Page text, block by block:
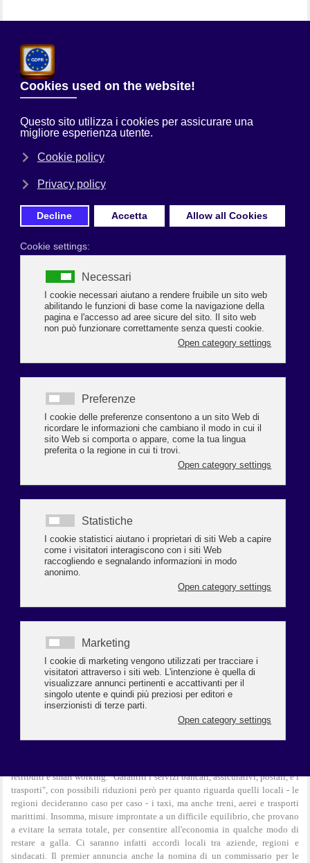
Chi Siamo
Sei qui:Home Uncategorised
MARZO
Prima Pagina
ARRIVA LA STRETTA DEL GOVERNO:
NEGOZI E LOCALI CHIUSI IN TUTTA
ITALIA FINO AL 25 MARZO
L'Italia verso lo stop. Almeno fino al 25 marzo. Il governo ha annunciato una
nuova stretta nel contrasto al coronavirus. Il premier, Giuseppe Conte, ha
parlato in diretta Facebook - ieri sera alle 21.45 - in un discorso a tratti anche
drammatico. "Grazie agli italiani che compiono sacrifici. Stiamo dando
prova di essere una grande nazione", comincia. Poi elenca le nuove misure,
salute degli italiani". Quindi spiega: "Saranno chiusi tutti i negozi tranne
quelli per i beni di prima necessità, come farmacie e alimentari". Sono
sospese dunque le attività di bar, pub, ristoranti (per tutto il giorno e non
solo dopo le 18). Mentre restano garantite le consegne a domicilio.
Chiudono parrucchieri, centri estetici, servizi di mensa, mercati di ogni tipo.
Saranno invece aperti tabacchi, lavanderie ed edicole. Lavoreranno anche
idraulici, meccanici, benzinai e pompe funebri. Le industrie resteranno
aperte ma con "misure di sicurezza", cioè purché garantiscano iniziative per
retribuiti e smart working. "Garantiti i servizi bancari, assicurativi, postali, e i
trasporti", con possibili riduzioni però per quanto riguarda quelli locali - le
regioni decideranno caso per caso - i taxi, ma anche treni, aerei e trasporti
marittimi. Insomma, misure improntate a un difficile equilibrio, che provano
a evitare la serrata totale, per consentire all'economia in qualche modo di
restare a galla. Ci saranno infatti accordi locali tra aziende, regioni e
sindacati. Il premier annuncia anche la nomina di un commissario per le